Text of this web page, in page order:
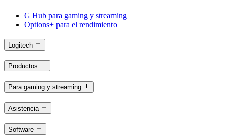
G Hub para gaming y streaming
Options+ para el rendimiento
Logitech
Productos
Para gaming y streaming
Asistencia
Software